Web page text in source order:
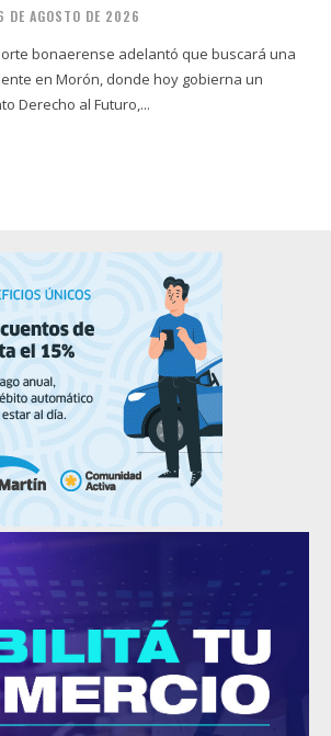
DE AGOSTO DE 2026
bonaerense adelantó que buscará una
en Morón, donde hoy gobierna un
Derecho al Futuro,...